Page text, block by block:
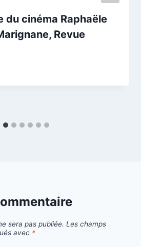
du cinéma Raphaële
Revue
sera pas publiée. Les champs
avec *